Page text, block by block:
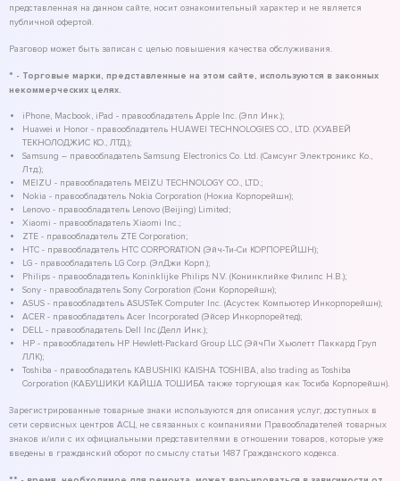
представленная на данном сайте, носит ознакомительный характер и не является
публичной офертой.
Разговор может быть записан с целью повышения качества обслуживания.
* - Торговые марки, представленные на этом сайте, используются в законных
некоммерческих целях.
iPhone, Macbook, iPad - правообладатель Apple Inc. (Эпл Инк.);
Huawei и Honor - правообладатель HUAWEI TECHNOLOGIES CO., LTD. (ХУАВЕЙ
ТЕКНОЛОДЖИС КО., ЛТД.);
Samsung – правообладатель Samsung Electronics Co. Ltd. (Самсунг Электроникс Ко.,
Лтд.);
MEIZU - правообладатель MEIZU TECHNOLOGY CO., LTD.;
Nokia - правообладатель Nokia Corporation (Нокиа Корпорейшн);
Lenovo - правообладатель Lenovo (Beijing) Limited;
Xiaomi - правообладатель Xiaomi Inc.;
ZTE - правообладатель ZTE Corporation;
HTC - правообладатель HTC CORPORATION (Эйч-Ти-Си КОРПОРЕЙШН);
LG - правообладатель LG Corp. (ЭлДжи Корп.);
Philips - правообладатель Koninklijke Philips N.V. (Конинклийке Филипс Н.В.);
Sony - правообладатель Sony Corporation (Сони Корпорейшн);
ASUS - правообладатель ASUSTeK Computer Inc. (Асустек Компьютер Инкорпорейшн);
ACER - правообладатель Acer Incorporated (Эйсер Инкорпорейтед);
DELL - правообладатель Dell Inc.(Делл Инк.);
HP - правообладатель HP Hewlett-Packard Group LLC (ЭйчПи Хьюлетт Паккард Груп
ЛЛК);
Toshiba - правообладатель KABUSHIKI KAISHA TOSHIBA, also trading as Toshiba
Corporation (КАБУШИКИ КАЙША ТОШИБА также торгующая как Тосиба Корпорейшн).
Зарегистрированные товарные знаки используются для описания услуг, доступных в
сети сервисных центров АСЦ, не связанных с компаниями Правообладателей товарных
знаков и/или с их официальными представителями в отношении товаров, которые уже
введены в гражданский оборот по смыслу статьи 1487 Гражданского кодекса.